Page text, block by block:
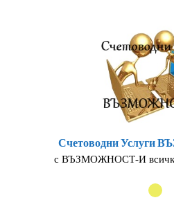
Счетоводни
с ВЪЗМОЖНОСТ-И